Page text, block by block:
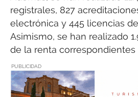
registrales, 827
electrónica y 445 licencias
Asimismo, se han realizado
de la renta correspondientes
PUBLICIDAD